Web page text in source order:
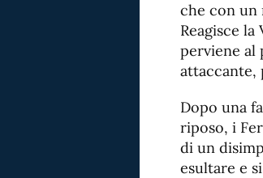
che con un
Reagisce
perviene al
attaccante,
Dopo una
riposo, i
di un
esultare e